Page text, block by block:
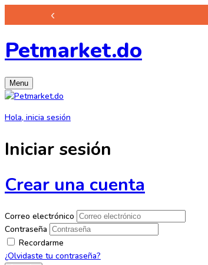
‹
Petmarket.do
Menu
Hola, inicia sesión
Iniciar sesión
Crear una cuenta
Correo electrónico
Contraseña
Recordarme
¿Olvidaste tu contraseña?